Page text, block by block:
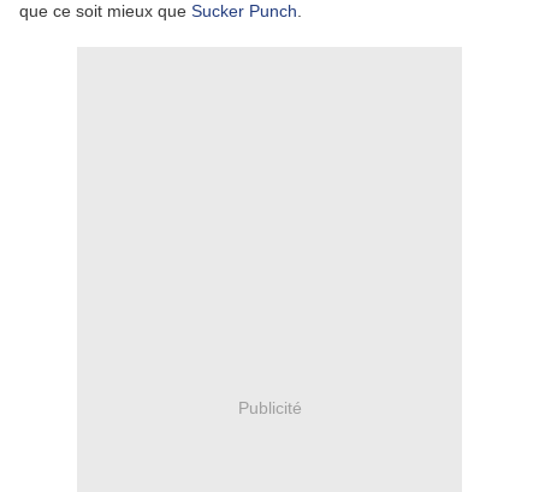
que ce soit mieux que Sucker Punch
Publicité